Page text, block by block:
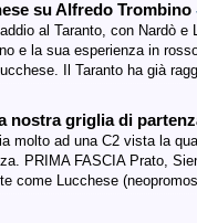
su Alfredo Trombino
al Taranto, con Nardò
e la sua esperienza in
Il Taranto ha già
nostra griglia di
molto ad una C2 vista la
PRIMA FASCIA Prato,
come Lucchese